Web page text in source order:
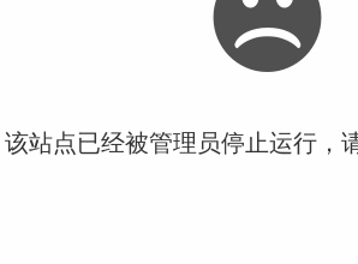
站点已经被管理员停止运行，